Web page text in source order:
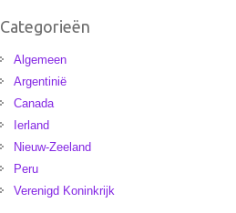
Categorieën
Algemeen
Argentinië
Canada
Ierland
Nieuw-Zeeland
Peru
Verenigd Koninkrijk